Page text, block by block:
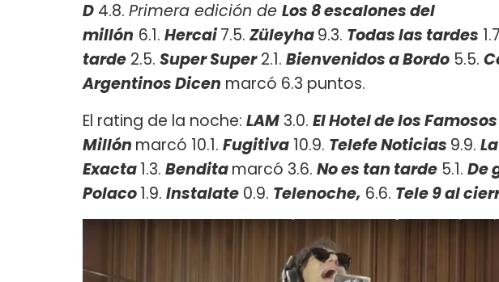
D 4.8. Primera edición de Los 8 escalones del
millón 6.1. Hercai7.5. Züleyha9.3. Todas las tardes
tarde 2.5. Super Super2.1. Bienvenidos a Bordo 5.5.
Argentinos Dicen marcó 6.3 puntos.
El rating de la noche: LAM 3.0. El Hotel de los Famosos
Millón marcó 10.1. Fugitiva 10.9. Telefe Noticias 9.9. ​
Exacta1.3. Benditamarcó 3.6. No es tan tarde 5.1. De
Polaco1.9. Instalate 0.9. Telenoche, 6.6. Tele 9 al